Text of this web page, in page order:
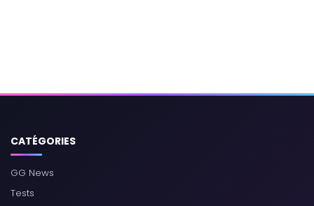
CATÉGORIES
GG News
Tests